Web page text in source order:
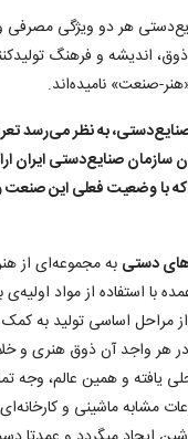
هر دو ویژگی مصرفی
ذوق، اندیشه و فرهنگ
صنعت» نامیده‌اند.
به نظر می‌رسد
سازمان صنایع‌دستی ایران
با وضعیت فعلی این صنعت و
دستی به مجموعه‌ای از
با استفاده از مواد
مراحل اساسی تولید به
هر واجد آن ذوق هنری و
یافته و همین عالم، وجه
مشابه ماشینی و